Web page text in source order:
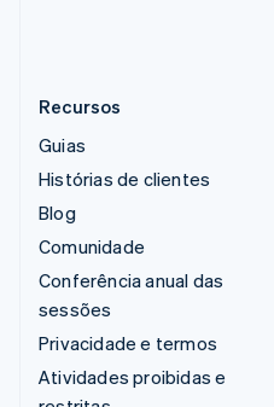
Recursos
Guias
Histórias de clientes
Blog
Comunidade
Conferência anual das
sessões
Privacidade e termos
Atividades proibidas e